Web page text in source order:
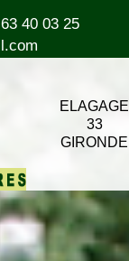
40 03 25
ELAGAGE
33
GIRONDE